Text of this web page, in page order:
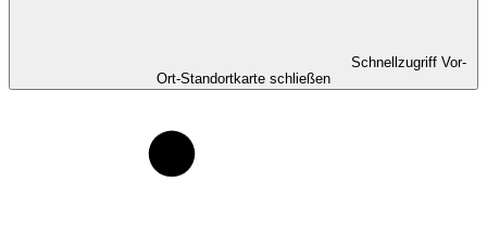
Schnellzugriff Vor-
Ort-Standortkarte schließen